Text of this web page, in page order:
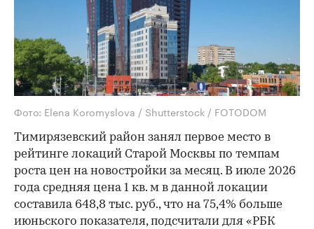
Фото: Elena Koromyslova / Shutterstock / FOTODOM
Тимирязевский район занял первое место в
рейтинге локаций Старой Москвы по темпам
роста цен на новостройки за месяц. В июле 2026
года средняя цена 1 кв. м в данной локации
составила 648,8 тыс. руб., что на 75,4% больше
июньского показателя, подсчитали для «РБК